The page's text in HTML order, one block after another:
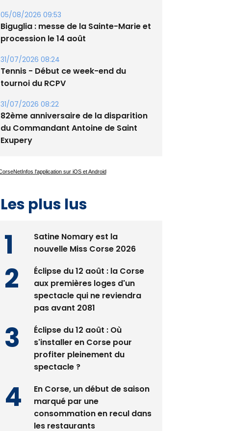
05/08/2026 09:53
Biguglia : messe de la Sainte-Marie et
procession le 14 août
31/07/2026 08:24
Tennis - Début ce week-end du
tournoi du RCPV
31/07/2026 08:22
82ème anniversaire de la disparition
du Commandant Antoine de Saint
Exupery
Les plus lus
Satine Nomary est la
nouvelle Miss Corse 2026
Éclipse du 12 août : la Corse
aux premières loges d'un
spectacle qui ne reviendra
pas avant 2081
Éclipse du 12 août : Où
s'installer en Corse pour
profiter pleinement du
spectacle ?
En Corse, un début de saison
marqué par une
consommation en recul dans
les restaurants